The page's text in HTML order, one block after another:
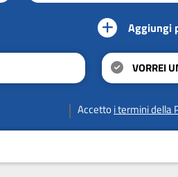
Aggiungi
VORREI
Accettoi termini della